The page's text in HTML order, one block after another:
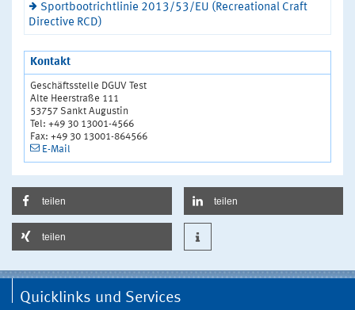
Sportbootrichtlinie 2013/53/EU (Recreational Craft
Directive RCD)
Kontakt
Geschäftsstelle DGUV Test
Alte Heerstraße 111
53757 Sankt Augustin
Tel: +49 30 13001-4566
Fax: +49 30 13001-864566
E-Mail
teilen teilen
teilen
Quicklinks und Services